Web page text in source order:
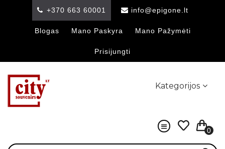
+370 663 60001 info@epigone.lt
Blogas Mano Paskyra Mano Pažymėti
Prisijungti
Kategorijos
0